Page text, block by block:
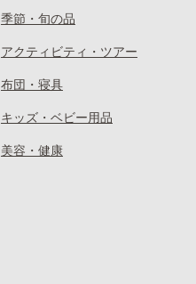
季節・旬の品
アクティビティ・ツアー
布団・寝具
キッズ・ベビー用品
美容・健康